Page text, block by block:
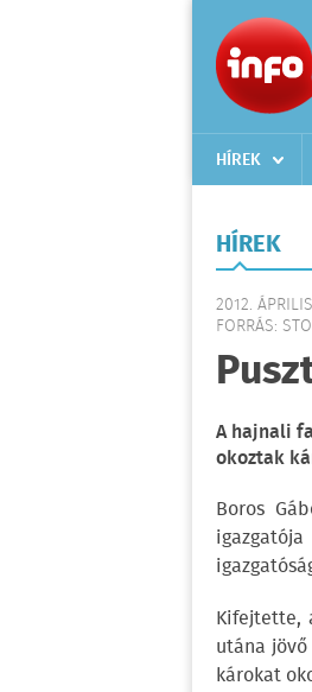
HÍREK
HÍREK
2012.
FORRÁS:
A hajnali
okoztak
Boros
Kifejtette,
utána
károkat